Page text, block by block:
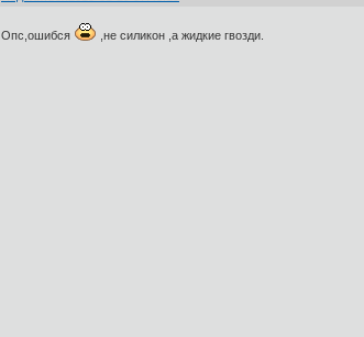
Опс,ошибся ,не силикон ,а жидкие гвозди.